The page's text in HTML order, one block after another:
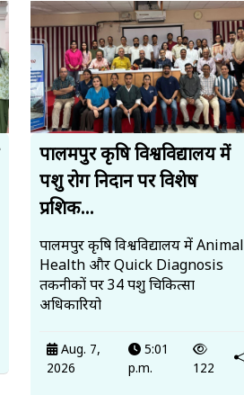
पालमपुर कृषि विश्वविद्यालय में
पशु रोग निदान पर विशेष
प्रशिक...
पालमपुर कृषि विश्वविद्यालय में Animal
Health और Quick Diagnosis
तकनीकों पर 34 पशु चिकित्सा
अधिकारियो
Aug. 7,
2026
5:01
p.m.
122